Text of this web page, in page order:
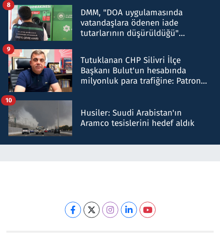
DMM, "DOA uygulamasında
vatandaşlara ödenen iade
tutarlarının düşürüldüğü"
8
Tutuklanan CHP Silivri İlçe
Başkanı Bulut'un hesabında
milyonluk para trafiğine: Patron
9
Husiler: Suudi Arabistan'ın
Aramco tesislerini hedef aldık
10